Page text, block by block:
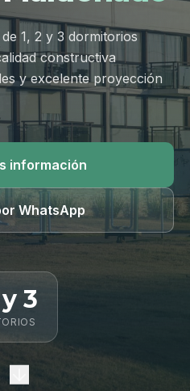
WhatsApp
1, 2 y 3 dormitorios
constructiva
y excelente proyección
información
WhatsApp
3